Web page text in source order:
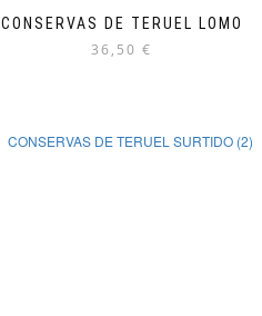
CONSERVAS DE TERUEL LOMO
36,50€